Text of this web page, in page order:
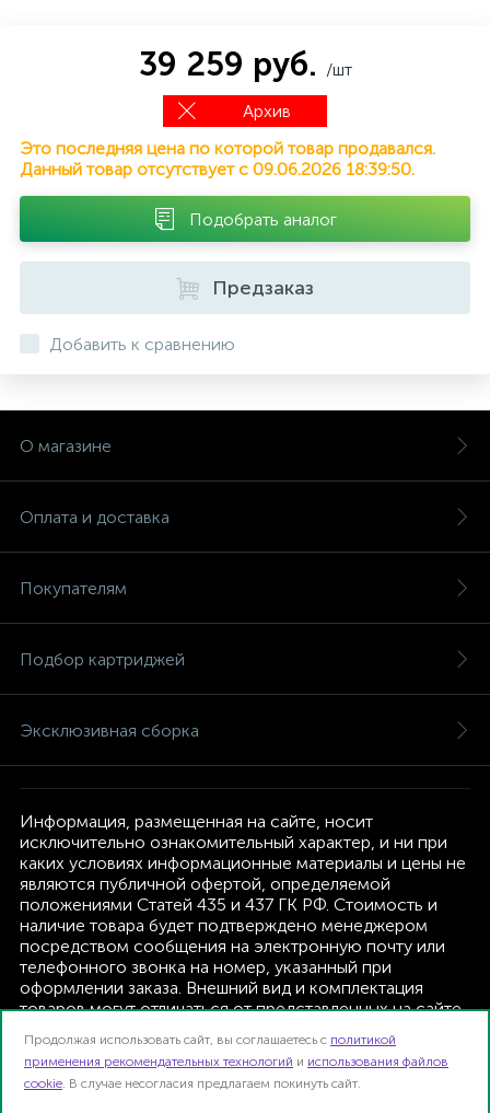
39 259 руб. /шт
Архив
Это последняя цена по которой товар продавался.
Данный товар отсутствует с 09.06.2026 18:39:50.
Подобрать аналог
Предзаказ
Добавить к сравнению
О магазине
Оплата и доставка
Покупателям
Подбор картриджей
Эксклюзивная сборка
Информация, размещенная на сайте, носит
исключительно ознакомительный характер, и ни при
каких условиях информационные материалы и цены не
являются публичной офертой, определяемой
положениями Статей 435 и 437 ГК РФ. Стоимость и
наличие товара будет подтверждено менеджером
посредством сообщения на электронную почту или
телефонного звонка на номер, указанный при
оформлении заказа. Внешний вид и комплектация
товаров могут отличаться от представленных на сайте.
текущую комплектацию, без дополнительного
уведомления.
Продолжая использовать сайт, вы соглашаетесь с политикой
применения рекомендательных технологий и использования файлов
cookie. В случае несогласия предлагаем покинуть сайт.